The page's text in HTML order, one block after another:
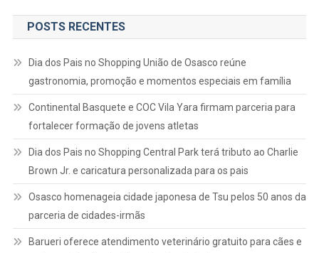
POSTS RECENTES
Dia dos Pais no Shopping União de Osasco reúne
gastronomia, promoção e momentos especiais em família
Continental Basquete e COC Vila Yara firmam parceria para
fortalecer formação de jovens atletas
Dia dos Pais no Shopping Central Park terá tributo ao Charlie
Brown Jr. e caricatura personalizada para os pais
Osasco homenageia cidade japonesa de Tsu pelos 50 anos da
parceria de cidades-irmãs
Barueri oferece atendimento veterinário gratuito para cães e